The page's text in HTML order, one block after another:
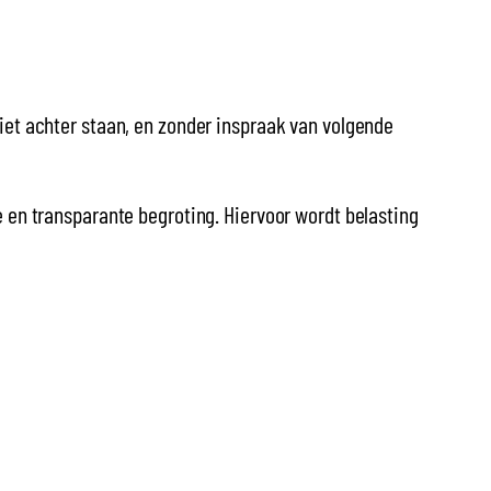
achter staan, en zonder inspraak van volgende
transparante begroting. Hiervoor wordt belasting